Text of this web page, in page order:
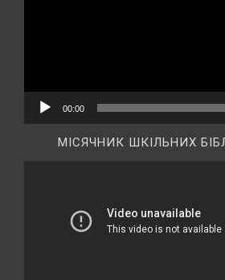
00:00
МІСЯЧНИК ШКІЛЬНИХ